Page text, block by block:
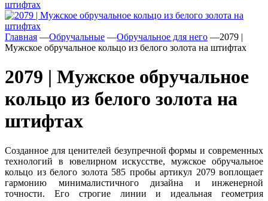
Главная —Обручальные —Обручальное для него —2079 |
Мужское обручальное кольцо из белого золота на штифтах
2079 | Мужское обручальное
кольцо из белого золота на
штифтах
Созданное для ценителей безупречной формы и современных
технологий в ювелирном искусстве, мужское обручальное
кольцо из белого золота 585 пробы артикул 2079 воплощает
гармонию минималистичного дизайна и инженерной
точности. Его строгие линии и идеальная геометрия